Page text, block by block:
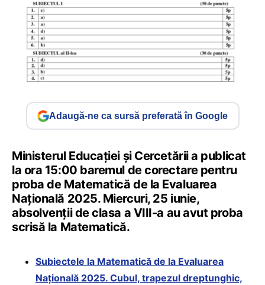
Adaugă-ne ca sursă preferată în Google
Ministerul Educației și Cercetării a publicat
la ora 15:00 baremul de corectare pentru
proba de Matematică de la Evaluarea
Națională 2025. Miercuri, 25 iunie,
absolvenții de clasa a VIII-a au avut proba
scrisă la Matematică.
Subiectele la Matematică de la Evaluarea
Națională 2025. Cubul, trapezul dreptunghic,